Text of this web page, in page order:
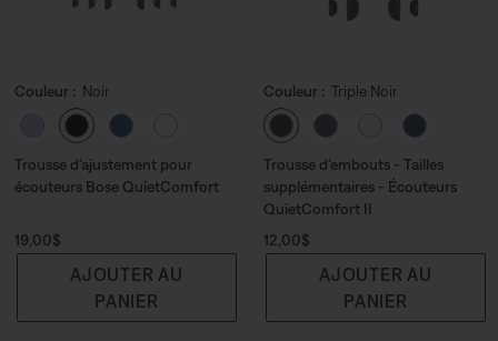
Couleur : Noir
Choisissez la couleur
Trousse d’ajustement pour
écouteurs Bose QuietComfort
Prix :
19,00$
AJOUTER AU
PANIER
Couleur : Triple Noir
Choisissez la
Trousse d’embouts - Tailles
supplémentaires - Écouteurs
QuietComfort II
Prix :
12,00$
AJOUTER AU
PANIER